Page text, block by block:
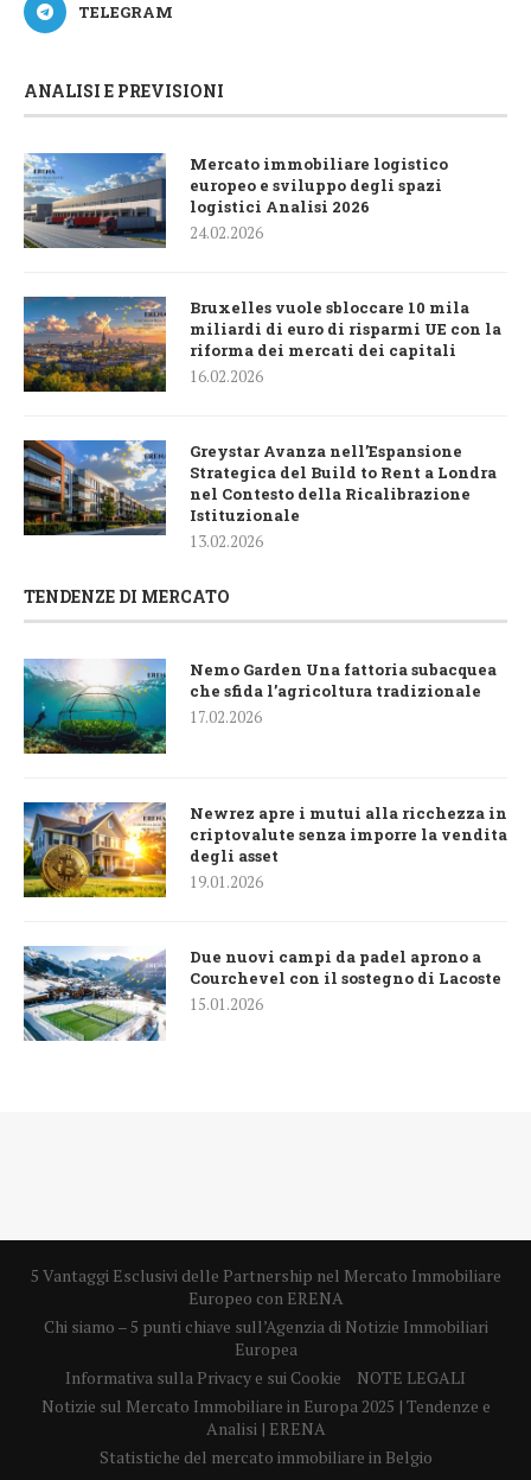
TELEGRAM
ANALISI E PREVISIONI
Mercato immobiliare logistico
europeo e sviluppo degli spazi
logistici Analisi 2026
24.02.2026
Bruxelles vuole sbloccare 10 mila
miliardi di euro di risparmi UE con la
riforma dei mercati dei capitali
16.02.2026
Greystar Avanza nell’Espansione
Strategica del Build to Rent a Londra
nel Contesto della Ricalibrazione
Istituzionale
13.02.2026
TENDENZE DI MERCATO
Nemo Garden Una fattoria subacquea
che sfida l’agricoltura tradizionale
17.02.2026
Newrez apre i mutui alla ricchezza in
criptovalute senza imporre la vendita
degli asset
19.01.2026
Due nuovi campi da padel aprono a
Courchevel con il sostegno di Lacoste
15.01.2026
5 Vantaggi Esclusivi delle Partnership nel Mercato Immobiliare
Europeo con ERENA
Chi siamo – 5 punti chiave sull’Agenzia di Notizie Immobiliari
Europea
Informativa sulla Privacy e sui Cookie
NOTE LEGALI
Notizie sul Mercato Immobiliare in Europa 2025 | Tendenze e
Analisi | ERENA
Statistiche del mercato immobiliare in Belgio